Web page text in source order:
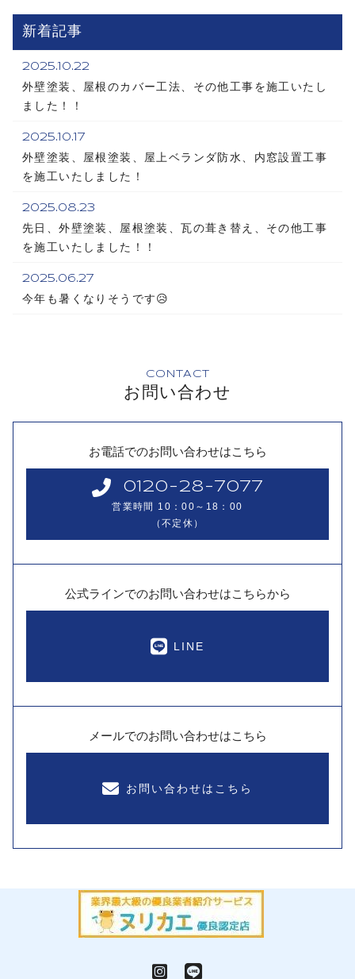
新着記事
2025.10.22
外壁塗装、屋根のカバー工法、その他工事を施工いたし
ました！！
2025.10.17
外壁塗装、屋根塗装、屋上ベランダ防水、内窓設置工事
を施工いたしました！
2025.08.23
先日、外壁塗装、屋根塗装、瓦の葺き替え、その他工事
を施工いたしました！！
2025.06.27
今年も暑くなりそうです😥
CONTACT
お問い合わせ
お電話でのお問い合わせはこちら
0120-28-7077
営業時間 10：00～18：00
（不定休）
公式ラインでのお問い合わせはこちらから
LINE
メールでのお問い合わせはこちら
お問い合わせはこちら